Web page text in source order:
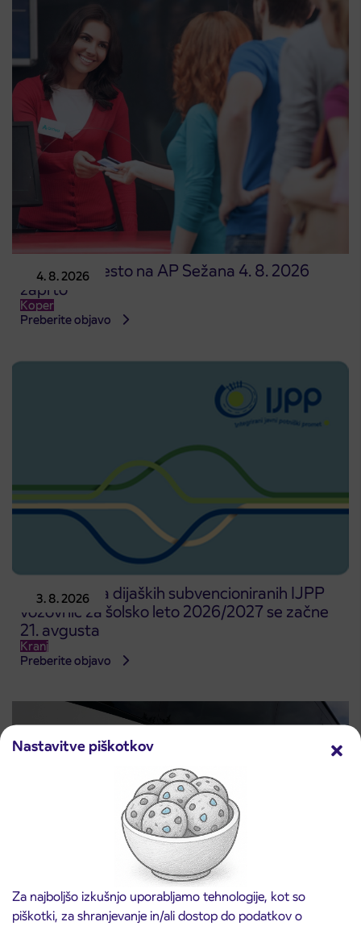
Nastavitve piškotkov
Za najboljšo izkušnjo uporabljamo tehnologije, kot so
piškotki, za shranjevanje in/ali dostop do podatkov o
4. 8. 2026
Prodajno mesto na AP Sežana 4. 8. 2026
zaprto
Koper
Preberite objavo
3. 8. 2026
Predprodaja dijaških subvencioniranih IJPP
vozovnic za šolsko leto 2026/2027 se začne
21. avgusta
Kranj
Preberite objavo
3. 8. 2026
Obvestilo o popolni zapori ceste